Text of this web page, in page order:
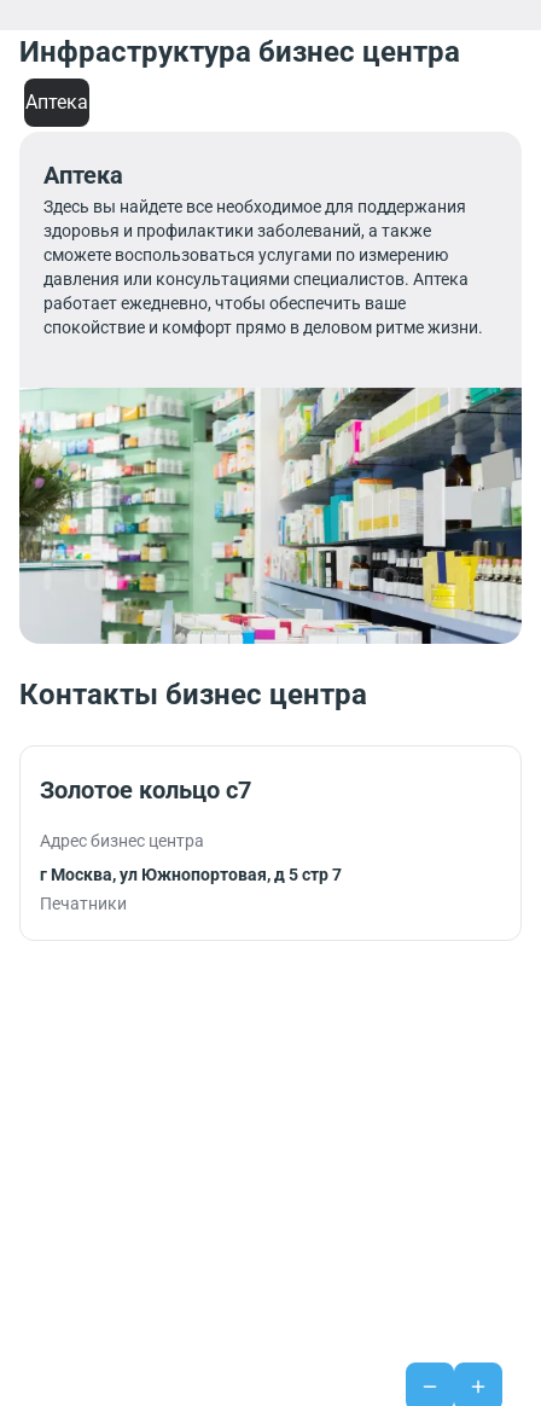
Инфраструктура бизнес центра
Аптека
Аптека
Здесь вы найдете все необходимое для поддержания
здоровья и профилактики заболеваний, а также
сможете воспользоваться услугами по измерению
давления или консультациями специалистов. Аптека
работает ежедневно, чтобы обеспечить ваше
спокойствие и комфорт прямо в деловом ритме жизни.
Контакты бизнес центра
Золотое кольцо с7
Адрес бизнес центра
г Москва, ул Южнопортовая, д 5 стр 7
Печатники